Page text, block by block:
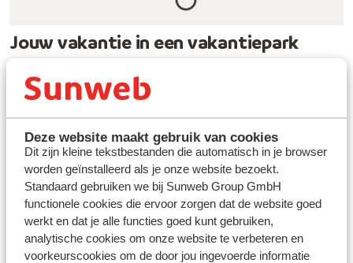
Deze website maakt gebruik van cookies
Dit zijn kleine tekstbestanden die automatisch in je browser
worden geïnstalleerd als je onze website bezoekt.
Standaard gebruiken we bij Sunweb Group GmbH
functionele cookies die ervoor zorgen dat de website goed
werkt en dat je alle functies goed kunt gebruiken,
analytische cookies om onze website te verbeteren en
voorkeurscookies om de door jou ingevoerde informatie
Jouw vakantie in een vakantiepark
ultieme vakantie. Of je nu op zoek bent naar een last
sleur of al lang hebt uitgekeken naar een zonnig verblijf
aan zee, het aanbod biedt de perfecte bestemming
voor jouw volgende vakantie. De parken staan klaar om
je te verwelkomen voor een onvergetelijk verblijf. Niet
alleen in de zomerzijn vakantieparken een fijne
vakantiebestemming, ook demeivakantieen
herfstvakantiezijn ideale periodes om te vertoeven in
een vakantiepark.